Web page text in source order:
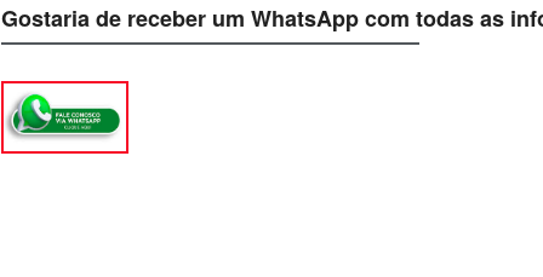
Gostaria de receber um WhatsApp com todas as